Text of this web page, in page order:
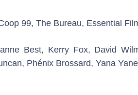
99, The Bureau, Essential
Best, Kerry Fox, David
Phénix Brossard, Yana